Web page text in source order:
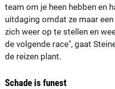
team om je heen hebben en
uitdaging omdat ze maar
zich weer op te stellen en
de volgende race", gaat
de reizen plant.
Schade is funest